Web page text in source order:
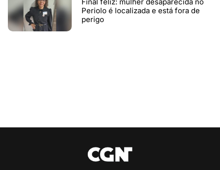
Periolo é localizada e está fora de
perigo